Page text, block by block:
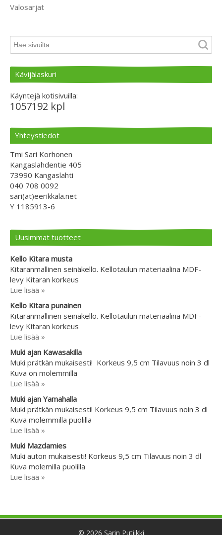
Valosarjat
Kävijälaskuri
Käyntejä kotisivuilla:
1057192 kpl
Yhteystiedot
Tmi Sari Korhonen
Kangaslahdentie 405
73990 Kangaslahti
040 708 0092
sari(at)eerikkala.net
Y 1185913-6
Uusimmat tuotteet
Kello Kitara musta
Kitaranmallinen seinäkello. Kellotaulun materiaalina MDF-
levy Kitaran korkeus
Lue lisää »
Kello Kitara punainen
Kitaranmallinen seinäkello. Kellotaulun materiaalina MDF-
levy Kitaran korkeus
Lue lisää »
Muki ajan Kawasakilla
Muki prätkän mukaisesti! Korkeus 9,5 cm Tilavuus noin 3 dl
Kuva on molemmilla
Lue lisää »
Muki ajan Yamahalla
Muki prätkän mukaisesti! Korkeus 9,5 cm Tilavuus noin 3 dl
Kuva molemmilla puolilla
Lue lisää »
Muki Mazdamies
Muki auton mukaisesti! Korkeus 9,5 cm Tilavuus noin 3 dl
Kuva molemilla puolilla
Lue lisää »
© 2026 Sarin Putiikki